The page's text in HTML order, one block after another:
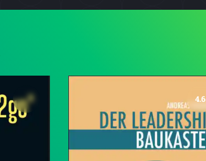
4.6